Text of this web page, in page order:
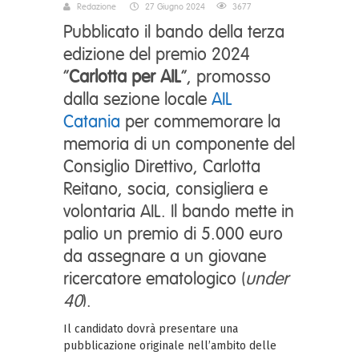
Redazione 27 Giugno 2024 3677
Pubblicato il bando della terza
edizione del premio 2024
“Carlotta per AIL“, promosso
dalla sezione locale AIL
Catania per commemorare la
memoria di un componente del
Consiglio Direttivo, Carlotta
Reitano, socia, consigliera e
volontaria AIL. Il bando mette in
palio un premio di 5.000 euro
da assegnare a un giovane
ricercatore ematologico (under
40).
Il candidato dovrà presentare una
pubblicazione originale nell’ambito delle